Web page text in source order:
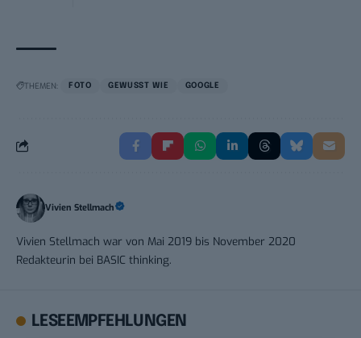
THEMEN: FOTO GEWUSST WIE GOOGLE
Vivien Stellmach
Vivien Stellmach war von Mai 2019 bis November 2020
Redakteurin bei BASIC thinking.
LESEEMPFEHLUNGEN